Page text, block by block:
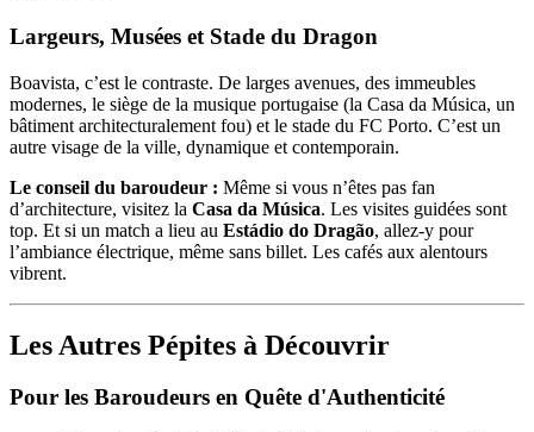
Largeurs, Musées et Stade du Dragon
Boavista, c’est le contraste. De larges avenues, des immeubles
modernes, le siège de la musique portugaise (la Casa da Música, un
bâtiment architecturalement fou) et le stade du FC Porto. C’est un
autre visage de la ville, dynamique et contemporain.
Le conseil du baroudeur : Même si vous n’êtes pas fan
d’architecture, visitez la Casa da Música. Les visites guidées sont
top. Et si un match a lieu au Estádio do Dragão, allez-y pour
l’ambiance électrique, même sans billet. Les cafés aux alentours
vibrent.
Les Autres Pépites à Découvrir
Pour les Baroudeurs en Quête d'Authenticité